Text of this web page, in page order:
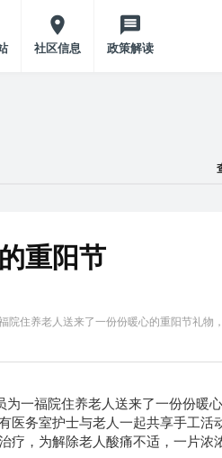
社区信息 政策解读
重阳节
院住养老人送来了一份份暖心的重阳节礼物
为一福院住养老人送来了一份份暖
医务室护士与老人一起共享手工活
疗，为解除老人酸痛不适，一片浓